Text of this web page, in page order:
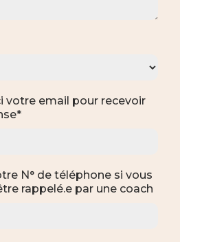
votre email pour recevoir
N° de téléphone si vous
rappelé.e par une coach